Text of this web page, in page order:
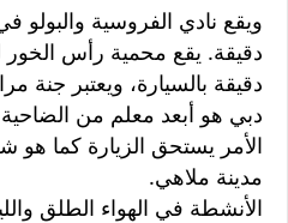
دقيقة بالسيارة، ويعتبر جنة
الأمر يستحق الزيارة كما هو
مدينة ملاهي.
الأنشطة في الهواء الطلق